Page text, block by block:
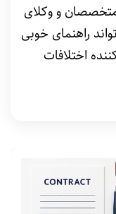
متخصصان و وکلای
راهنمای خوبی
اختلافات